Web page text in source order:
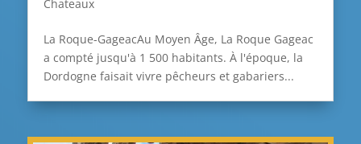
Chateaux
La Roque-GageacAu Moyen Âge, La Roque Gageac
a compté jusqu'à 1 500 habitants. À l'époque, la
Dordogne faisait vivre pêcheurs et gabariers...